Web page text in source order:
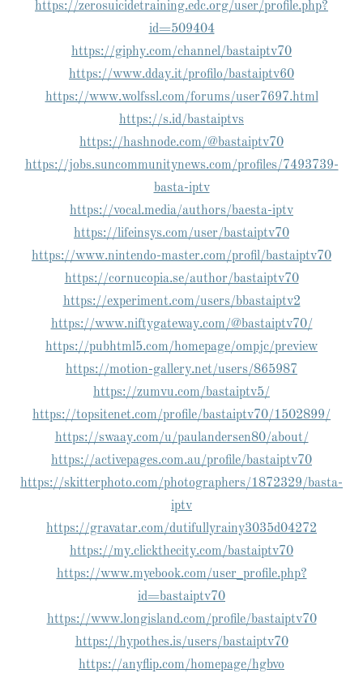
https://zerosuicidetraining.edc.org/user/profile.php?
id=509404
https://giphy.com/channel/bastaiptv70
https://www.dday.it/profilo/bastaiptv60
https://www.wolfssl.com/forums/user7697.html
https://s.id/bastaiptvs
https://hashnode.com/@bastaiptv70
https://jobs.suncommunitynews.com/profiles/7493739-
basta-iptv
https://vocal.media/authors/baesta-iptv
https://lifeinsys.com/user/bastaiptv70
https://www.nintendo-master.com/profil/bastaiptv70
https://cornucopia.se/author/bastaiptv70
https://experiment.com/users/bbastaiptv2
https://www.niftygateway.com/@bastaiptv70/
https://pubhtml5.com/homepage/ompjc/preview
https://motion-gallery.net/users/865987
https://zumvu.com/bastaiptv5/
https://topsitenet.com/profile/bastaiptv70/1502899/
https://swaay.com/u/paulandersen80/about/
https://activepages.com.au/profile/bastaiptv70
https://skitterphoto.com/photographers/1872329/basta-
iptv
https://gravatar.com/dutifullyrainy3035d04272
https://my.clickthecity.com/bastaiptv70
https://www.myebook.com/user_profile.php?
id=bastaiptv70
https://www.longisland.com/profile/bastaiptv70
https://hypothes.is/users/bastaiptv70
https://anyflip.com/homepage/hgbvo